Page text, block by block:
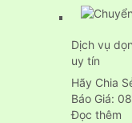
Dịch vụ
uy tín
Hãy Chia
Báo Giá:
Đọc thêm: